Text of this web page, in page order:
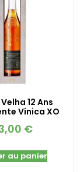
12 Ans
Vínica XO
€
au panier